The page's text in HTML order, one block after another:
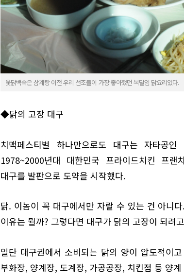
옻닭백숙은 삼계탕 이전 우리 선조들이 가장 좋아했던 복달임 닭요리였다.
◆닭의 고장 대구
치맥페스티벌 하나만으로도 대구는 자타공
1978~2000년대 대한민국 프라이드치킨 프
대구를 발판으로 도약을 시작했다.
닭. 이놈이 꼭 대구에서만 자랄 수 있는 건 아니
이유는 뭘까? 그렇다면 대구가 닭의 고장이 되려
일단 대구권에서 소비되는 닭의 양이 압도적이
부화장, 양계장, 도계장, 가공공장, 치킨점 등 양